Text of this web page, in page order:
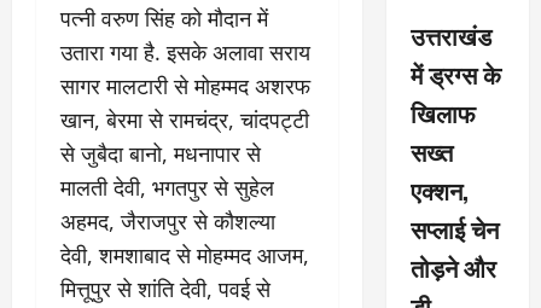
पत्नी वरुण सिंह को मौदान में
उतारा गया है. इसके अलावा सराय
सागर मालटारी से मोहम्मद अशरफ
खान, बेरमा से रामचंद्र, चांदपट्टी
से जुबैदा बानो, मधनापार से
मालती देवी, भगतपुर से सुहेल
अहमद, जैराजपुर से कौशल्या
देवी, शमशाबाद से मोहम्मद आजम,
मित्तूपुर से शांति देवी, पवई से
उत्तराखंड
में ड्रग्स के
खिलाफ
सख्त
एक्शन,
सप्लाई चेन
तोड़ने और